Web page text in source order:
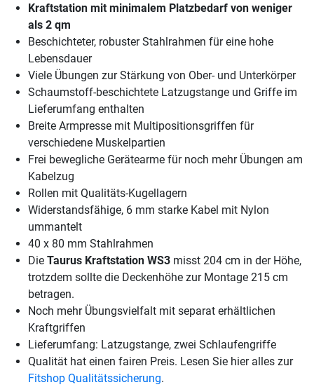
Kraftstation mit minimalem Platzbedarf von weniger
als 2 qm
Beschichteter, robuster Stahlrahmen für eine hohe
Lebensdauer
Viele Übungen zur Stärkung von Ober- und Unterkörper
Schaumstoff-beschichtete Latzugstange und Griffe im
Lieferumfang enthalten
Breite Armpresse mit Multipositionsgriffen für
verschiedene Muskelpartien
Frei bewegliche Gerätearme für noch mehr Übungen am
Kabelzug
Rollen mit Qualitäts-Kugellagern
Widerstandsfähige, 6 mm starke Kabel mit Nylon
ummantelt
40 x 80 mm Stahlrahmen
Die Taurus Kraftstation WS3 misst 204 cm in der Höhe,
trotzdem sollte die Deckenhöhe zur Montage 215 cm
betragen.
Noch mehr Übungsvielfalt mit separat erhältlichen
Kraftgriffen
Lieferumfang: Latzugstange, zwei Schlaufengriffe
Qualität hat einen fairen Preis. Lesen Sie hier alles zur
Fitshop Qualitätssicherung.